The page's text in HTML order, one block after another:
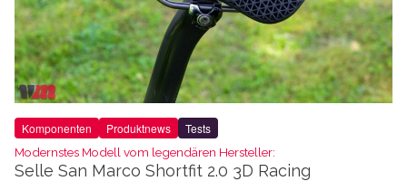
Komponenten Produktnews Tests
Modernstes Modell vom legendären Hersteller:
Selle San Marco Shortfit 2.0 3D Racing